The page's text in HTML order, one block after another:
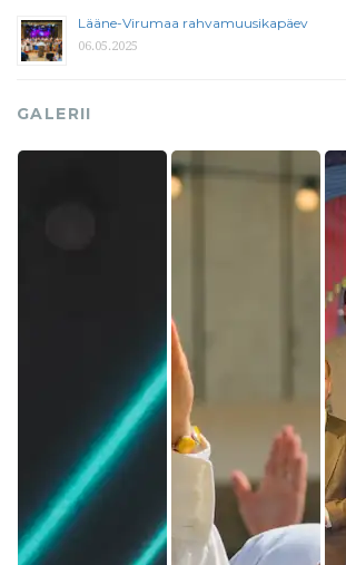
Lääne-Virumaa rahvamuusikapäev
06.05.2025
GALERII